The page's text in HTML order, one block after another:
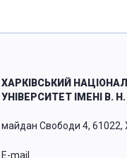
ХАРКІВСЬКИЙ
УНІВЕРСИТЕТ ІМЕНІ В.
майдан Свободи 4, 61022,
E-mail